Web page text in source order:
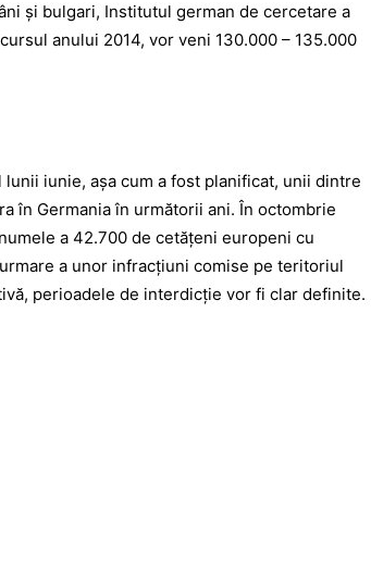
şi bulgari, Institutul german de cercetare a
anului 2014, vor veni 130.000 – 135.000
iunie, aşa cum a fost planificat, unii dintre
în Germania în următorii ani. În octombrie
a 42.700 de cetăţeni europeni cu
a unor infracţiuni comise pe teritoriul
perioadele de interdicţie vor fi clar definite.